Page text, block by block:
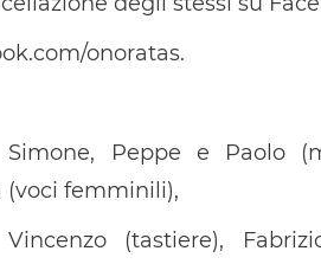
onoratas.
Simone, Peppe e Paolo
(voci femminili),
(tastiere),